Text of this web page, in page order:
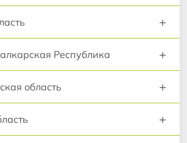
+
Республика +
область +
+